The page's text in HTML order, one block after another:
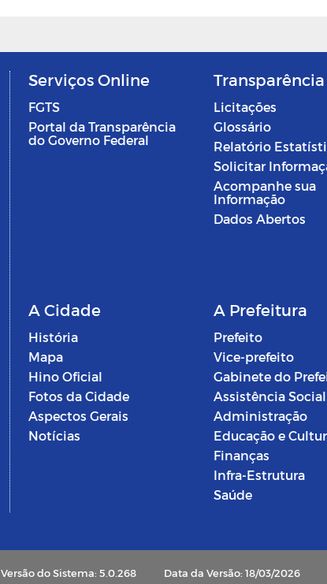
Serviços Online
FGTS
Portal da Transparência
do Governo Federal
Transparência
Licitações
Glossário
Relatório
Solicitar
Acompanhe sua
Informação
Dados Abertos
A Cidade
História
Mapa
Hino Oficial
Fotos da Cidade
Aspectos Gerais
Notícias
A Prefeitura
Prefeito
Vice-prefeito
Gabinete do
Assistência Social
Administração
Educação e
Finanças
Infra-Estrutura
Saúde
Versão do Sistema: 5.0.268 Data da Versão: 18/03/2026